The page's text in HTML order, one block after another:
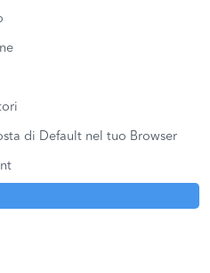
di Default nel tuo Browser